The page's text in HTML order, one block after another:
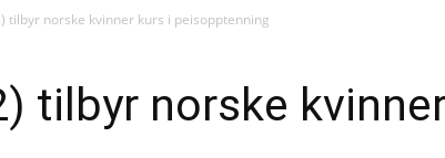
tilbyr norske kvinner kurs i peisopptenning
tilbyr norske